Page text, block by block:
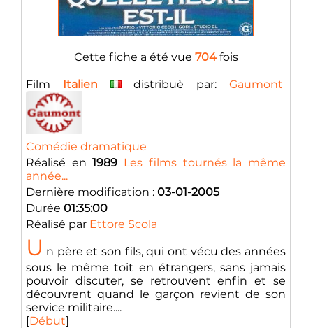
Cette fiche a été vue 704fois
Film Italien distribuè par:Gaumont
Comédie dramatique
Réalisé en1989 Les films tournés la même
année...
Dernière modification : 03-01-2005
Durée 01:35:00
Réalisé par Ettore Scola
U n père et son fils, qui ont vécu des années
sous le même toit en étrangers, sans jamais
pouvoir discuter, se retrouvent enfin et se
découvrent quand le garçon revient de son
service militaire....
[Début]